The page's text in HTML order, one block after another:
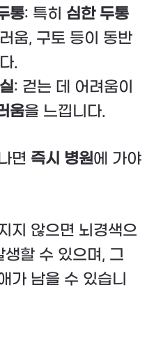
통: 특히 심한 두통
움, 구토 등이 동반
.
: 걷는 데 어려움이
움을 느낍니다.
면 즉시 병원에 가야
지 않으면 뇌경색으
생할 수 있으며, 그
가 남을 수 있습니